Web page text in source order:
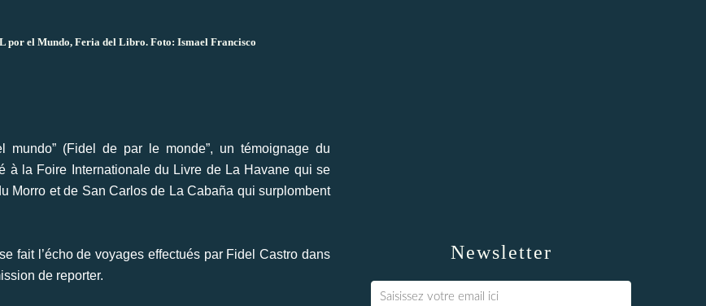
por el Mundo, Feria del Libro. Foto: Ismael Francisco
(Fidel de par le monde”, un témoignage du
à la Foire Internationale du Livre de La Havane qui se
Morro et de San Carlos de La Cabaña qui surplombent
fait l’écho de voyages effectués par Fidel Castro dans
de reporter.
Newsletter